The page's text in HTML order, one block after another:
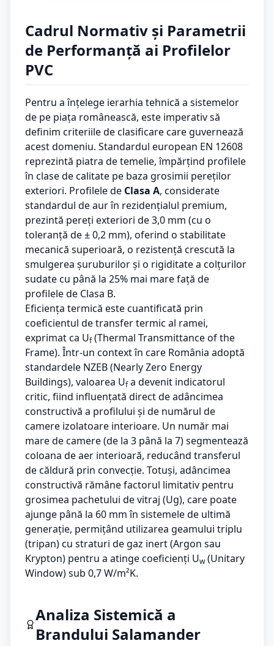
Cadrul Normativ și Parametrii
de Performanță ai Profilelor
PVC
Pentru a înțelege ierarhia tehnică a sistemelor
de pe piața românească, este imperativ să
definim criteriile de clasificare care guvernează
acest domeniu. Standardul european EN 12608
reprezintă piatra de temelie, împărțind profilele
în clase de calitate pe baza grosimii pereților
exteriori. Profilele de Clasa A, considerate
standardul de aur în rezidențialul premium,
prezintă pereți exteriori de 3,0 mm (cu o
toleranță de ± 0,2 mm), oferind o stabilitate
mecanică superioară, o rezistență crescută la
smulgerea șuruburilor și o rigiditate a colțurilor
sudate cu până la 25% mai mare față de
profilele de Clasa B.
Eficiența termică este cuantificată prin
coeficientul de transfer termic al ramei,
exprimat ca Uf(Thermal Transmittance of the
Frame). Într-un context în care România adoptă
standardele NZEB (Nearly Zero Energy
Buildings), valoarea Ufa devenit indicatorul
critic, fiind influențată direct de adâncimea
constructivă a profilului și de numărul de
camere izolatoare interioare. Un număr mai
mare de camere (de la 3 până la 7) segmentează
coloana de aer interioară, reducând transferul
de căldură prin convecție. Totuși, adâncimea
constructivă rămâne factorul limitativ pentru
grosimea pachetului de vitraj (Ug), care poate
ajunge până la 60 mm în sistemele de ultimă
generație, permițând utilizarea geamului triplu
(tripan) cu straturi de gaz inert (Argon sau
Krypton) pentru a atinge coeficienți Uw(Unitary
Window) sub 0,7 W/m²K.
Analiza Sistemică a
Brandului Salamander